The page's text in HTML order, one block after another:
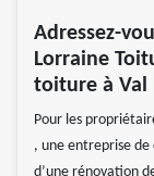
Adressez-
Lorraine
toiture à Val
Pour les
, une entreprise de
d’une rénovation